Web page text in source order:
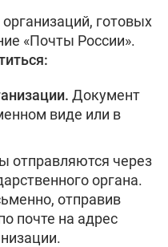
готовых
«Почты России».
Документ
виде или в
отправляются через
органа.
отправив
почте на адрес